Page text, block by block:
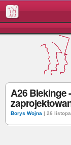
A26 Blekinge
Borys Wojna | 26